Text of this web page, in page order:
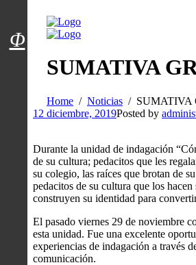
Menú usuarios
SUMATIVA
Home Noticias
SUMATIVA
12 diciembre, 2019Posted by
Durante la unidad de indagación
de su cultura; pedacitos que les
su colegio, las raíces que brotan de
pedacitos de su cultura que los
construyen su identidad para
El pasado viernes 29 de noviembre
esta unidad. Fue una excelente
experiencias de indagación a través
comunicación.
Φ